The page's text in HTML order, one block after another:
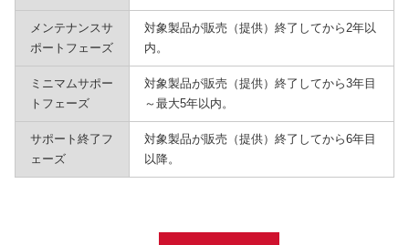
メンテナンスサ
ポートフェーズ
対象製品が販売（提供）終了してから2年以
内。
ミニマムサポー
トフェーズ
対象製品が販売（提供）終了してから3年目
～最大5年以内。
サポート終了フ
ェーズ
対象製品が販売（提供）終了してから6年目
以降。